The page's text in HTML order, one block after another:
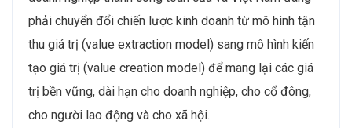
phải chuyển đổi chiến lược kinh doanh từ mô hình tận
thu giá trị (value extraction model) sang mô hình kiến
tạo giá trị (value creation model) để mang lại các giá
trị bền vững, dài hạn cho doanh nghiệp, cho cổ đông,
cho người lao động và cho xã hội.